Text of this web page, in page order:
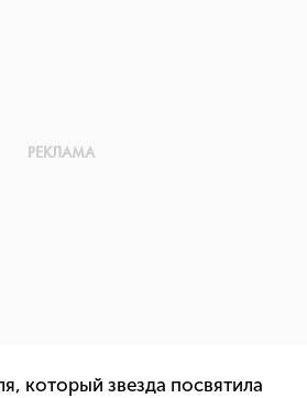
который звезда посвятила